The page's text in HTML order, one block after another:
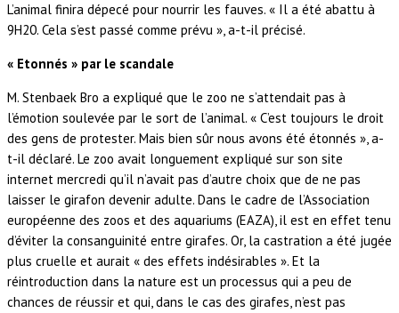
L’animal finira dépecé pour nourrir les fauves. « Il a été abattu à
9H20. Cela s’est passé comme prévu », a-t-il précisé.
« Etonnés » par le scandale
M. Stenbaek Bro a expliqué que le zoo ne s’attendait pas à
l’émotion soulevée par le sort de l’animal. « C’est toujours le droit
des gens de protester. Mais bien sûr nous avons été étonnés », a-
t-il déclaré. Le zoo avait longuement expliqué sur son site
internet mercredi qu’il n’avait pas d’autre choix que de ne pas
laisser le girafon devenir adulte. Dans le cadre de l’Association
européenne des zoos et des aquariums (EAZA), il est en effet tenu
d’éviter la consanguinité entre girafes. Or, la castration a été jugée
plus cruelle et aurait « des effets indésirables ». Et la
réintroduction dans la nature est un processus qui a peu de
chances de réussir et qui, dans le cas des girafes, n’est pas